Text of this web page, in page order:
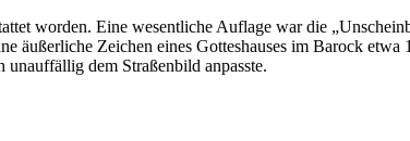
worden. Eine wesentliche Auflage war die
äußerliche Zeichen eines Gotteshauses im Barock etwa
unauffällig dem Straßenbild anpasste.